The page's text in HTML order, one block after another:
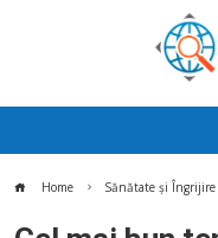
Home Sănătate și Îngrijire